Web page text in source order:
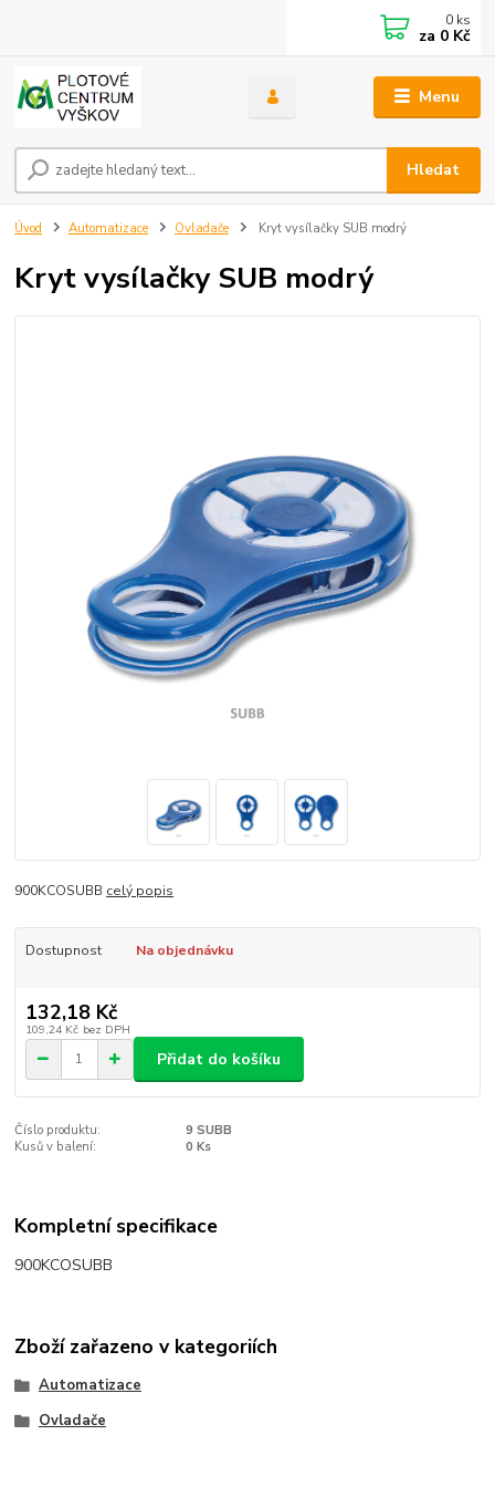
Menu
Hledat
0 ks
za 0 Kč
Úvod Automatizace Ovladače Kryt vysílačky SUB modrý
Kryt vysílačky SUB modrý
900KCOSUBB celý popis
Dostupnost Na objednávku
132,18 Kč
109,24 Kč bez DPH
Přidat do košíku
Číslo produktu:
9 SUBB
Kusů v balení:
0 Ks
Kompletní specifikace
900KCOSUBB
Zboží zařazeno v kategoriích
Automatizace
Ovladače